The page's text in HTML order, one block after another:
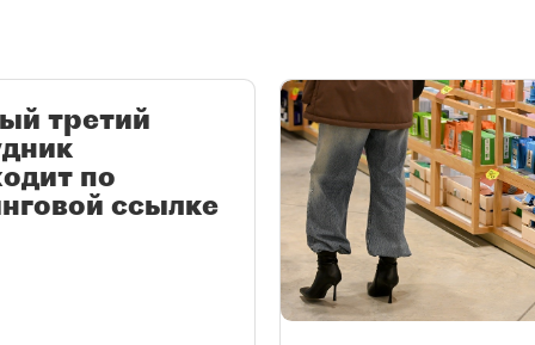
третий
по
ссылке